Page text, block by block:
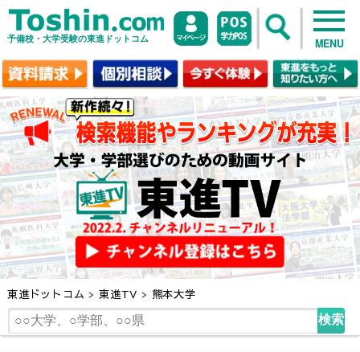
予備校・大学受験の東進ドットコム MENU
東進ドットコム > 東進TV > 熊本大学
検索